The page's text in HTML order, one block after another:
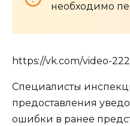
необходимо
https://vk.com/video-
Специалисты
предоставления
ошибки в ранее